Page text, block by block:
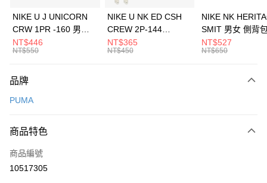
元大商業銀行
台灣樂天信用卡公司
全盈+PAY
AFTEE先享後付
【關於「AFTEE先享後付」】
便利好安心！
３．安心：先確認商品／服務後，再付款。
【「AFTEE先享後付」結帳流程】
１．於結帳方式選擇「AFTEE先享後付」後，將跳轉至「AFTEE先享後付」
運送方式
每筆NT$100，滿NT$1,500(含以上)免運費
宅配
每筆NT$100，滿NT$1,500(含以上)免運費
NIKE U J UNICORN
CRW 1PR -160 男女
中統襪 FZ3393100
NT$446
NT$550
NIKE U NK ED CSH
CREW 2P-144
EMBRDY 男女 短統襪
FZ3073133
NT$365
NT$450
NIKE NK
SMIT 男女 側背
BA5871010
NT$527
NT$650
品牌
PUMA
商品特色
商品編號
10517305